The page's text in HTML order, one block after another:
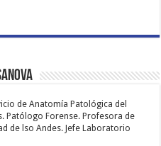
de Anatomía Patológica del
Patólogo Forense. Profesora de
de lso Andes. Jefe Laboratorio